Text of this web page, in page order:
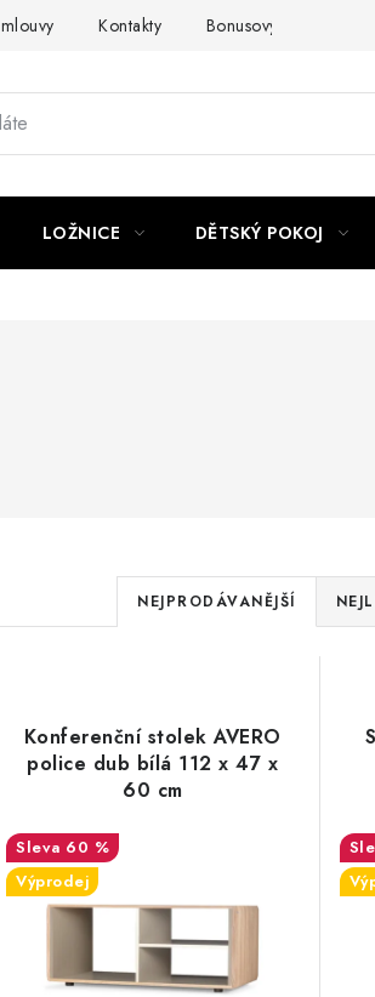
Kontakty Bonusový program
LOŽNICE DĚTSKÝ POKOJ
Ř
a
e
n
í
p
r
o
NEJPRODÁVANĚJŠÍ
Konferenční stolek AVERO
police dub bílá 112 x 47 x
60 cm
60 %
Výprodej